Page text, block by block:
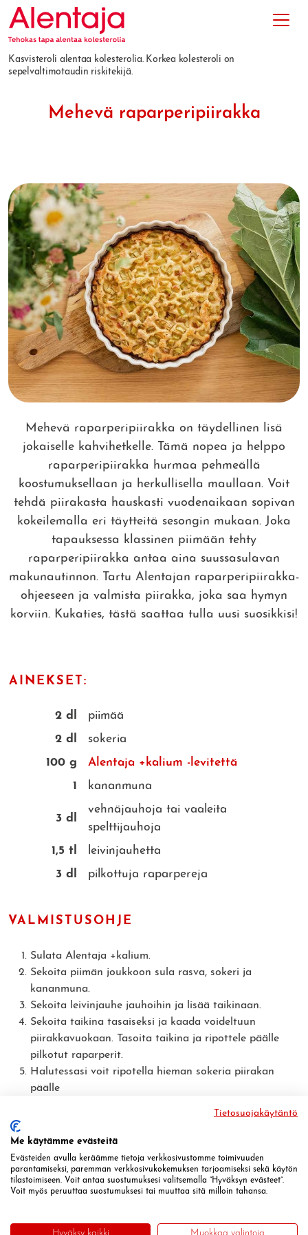
Kasvisteroli alentaa kolesterolia. Korkea kolesteroli on
sepelvaltimotaudin riskitekijä.
Mehevä raparperipiirakka
Mehevä raparperipiirakka on täydellinen lisä
jokaiselle kahvihetkelle. Tämä nopea ja helppo
raparperipiirakka hurmaa pehmeällä
koostumuksellaan ja herkullisella maullaan. Voit
tehdä piirakasta hauskasti vuodenaikaan sopivan
kokeilemalla eri täytteitä sesongin mukaan. Joka
tapauksessa klassinen piimään tehty
raparperipiirakka antaa aina suussasulavan
makunautinnon. Tartu Alentajan raparperipiirakka-
ohjeeseen ja valmista piirakka, joka saa hymyn
korviin. Kukaties, tästä saattaa tulla uusi suosikkisi!
AINEKSET:
2 dl
piimää
2 dl
sokeria
100 g
Alentaja +kalium -levitettä
1
kananmuna
3 dl
vehnäjauhoja tai vaaleita
spelttijauhoja
1,5 tl
leivinjauhetta
3 dl
pilkottuja raparpereja
VALMISTUSOHJE
Sulata Alentaja +kalium.
Sekoita piimän joukkoon sula rasva, sokeri ja
kananmuna.
Sekoita leivinjauhe jauhoihin ja lisää taikinaan.
Sekoita taikina tasaiseksi ja kaada voideltuun
piirakkavuokaan. Tasoita taikina ja ripottele päälle
pilkotut raparperit.
Halutessasi voit ripotella hieman sokeria piirakan
päälle
Jaa resepti
Kurkkaa myös muut kausimakujen piirakat
Tietosuojakäytäntö
Me käytämme evästeitä
Evästeiden avulla keräämme tietoja verkkosivustomme toimivuuden
parantamiseksi, paremman verkkosivukokemuksen tarjoamiseksi sekä käytön
tilastoimiseen. Voit antaa suostumuksesi valitsemalla ”Hyväksyn evästeet”.
Voit myös peruuttaa suostumuksesi tai muuttaa sitä milloin tahansa.
Hyväksy kaikki Muokkaa valintoja